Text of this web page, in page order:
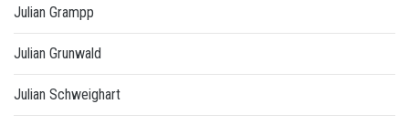
Julian Grampp
Julian Grunwald
Julian Schweighart